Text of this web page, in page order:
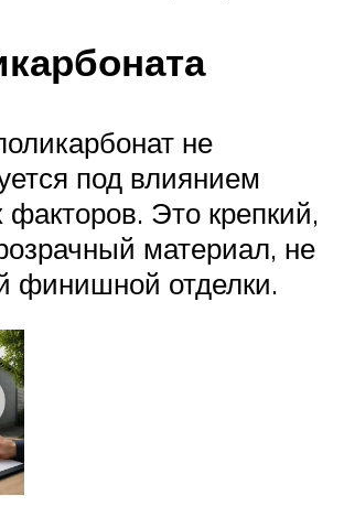
не
под влиянием
Это крепкий,
материал, не
финишной отделки.